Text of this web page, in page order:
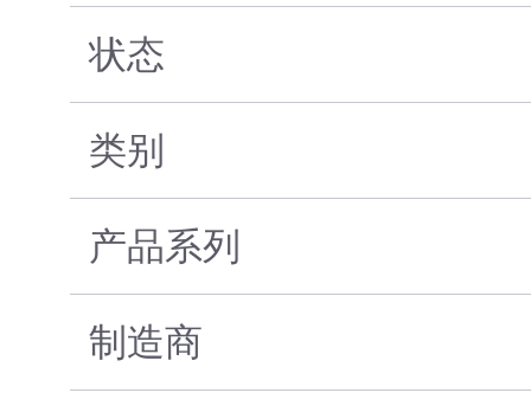
状态
类别
产品系列
制造商